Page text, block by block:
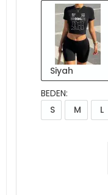
Siyah
BEDEN:
S
M L